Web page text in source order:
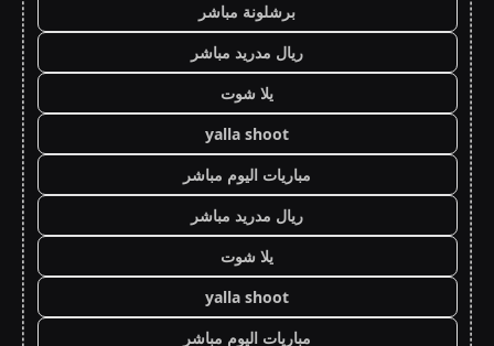
برشلونة مباشر
ريال مدريد مباشر
يلا شوت
yalla shoot
مباريات اليوم مباشر
ريال مدريد مباشر
يلا شوت
yalla shoot
مباريات اليوم مباشر